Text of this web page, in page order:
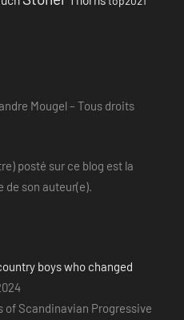
Mougel – Tous droits
posté sur ce blog est la
son auteur(e).
boys who changed
Scandinavian Progressive